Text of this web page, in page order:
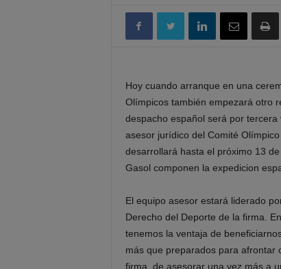
Hoy cuando arranque en una
Olímpicos también empezará otro
despacho español será por
asesor jurídico del Comité
desarrollará hasta el próximo 13
Gasol componen la expedicion
El equipo asesor estará liderado
Derecho del Deporte de la firma.
tenemos la ventaja de
más que preparados para afrontar
firma, de asesorar una vez más a